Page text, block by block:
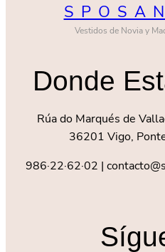
Vestidos de Novia y
Donde
Rúa do Marqués de
36201 Vigo,
986·22·62·02 |